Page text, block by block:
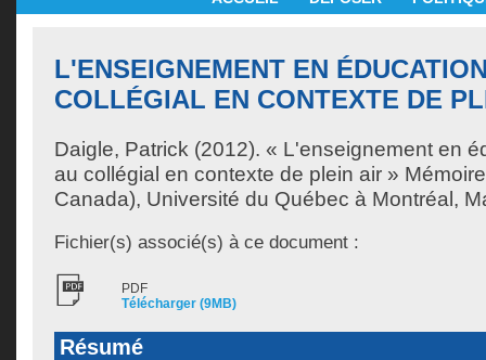
L'ENSEIGNEMENT EN
COLLÉGIAL EN CONTEXTE DE
Daigle, Patrick (2012). « L'enseignement en
au collégial en contexte de plein air »
Canada), Université du Québec à Montréal,
Fichier(s) associé(s) à ce document :
PDF
Télécharger (9MB)
Résumé